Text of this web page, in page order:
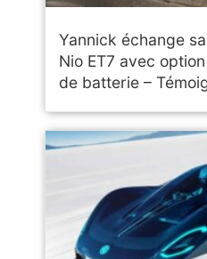
Yannick échange
Nio ET7 avec
de batterie –